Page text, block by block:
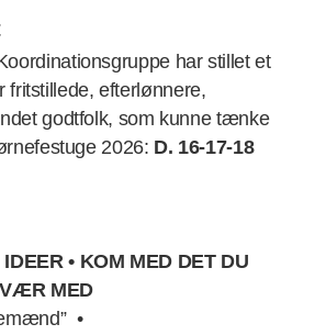
har stillet et
fritstillede, efterlønnere,
godtfolk, som kunne tænke
2026: D. 16-17-18
• KOM MED DET DU
VÆR MED
•